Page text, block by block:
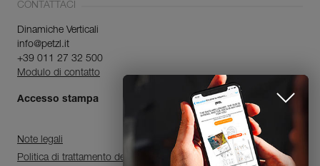
CONTATTACI
Dinamiche Verticali
info@petzl.it
+39 011 27 32 500
Modulo di contatto
Accesso stampa
Note legali
Politica di trattamento dei dati personali e di gestione dei cookie